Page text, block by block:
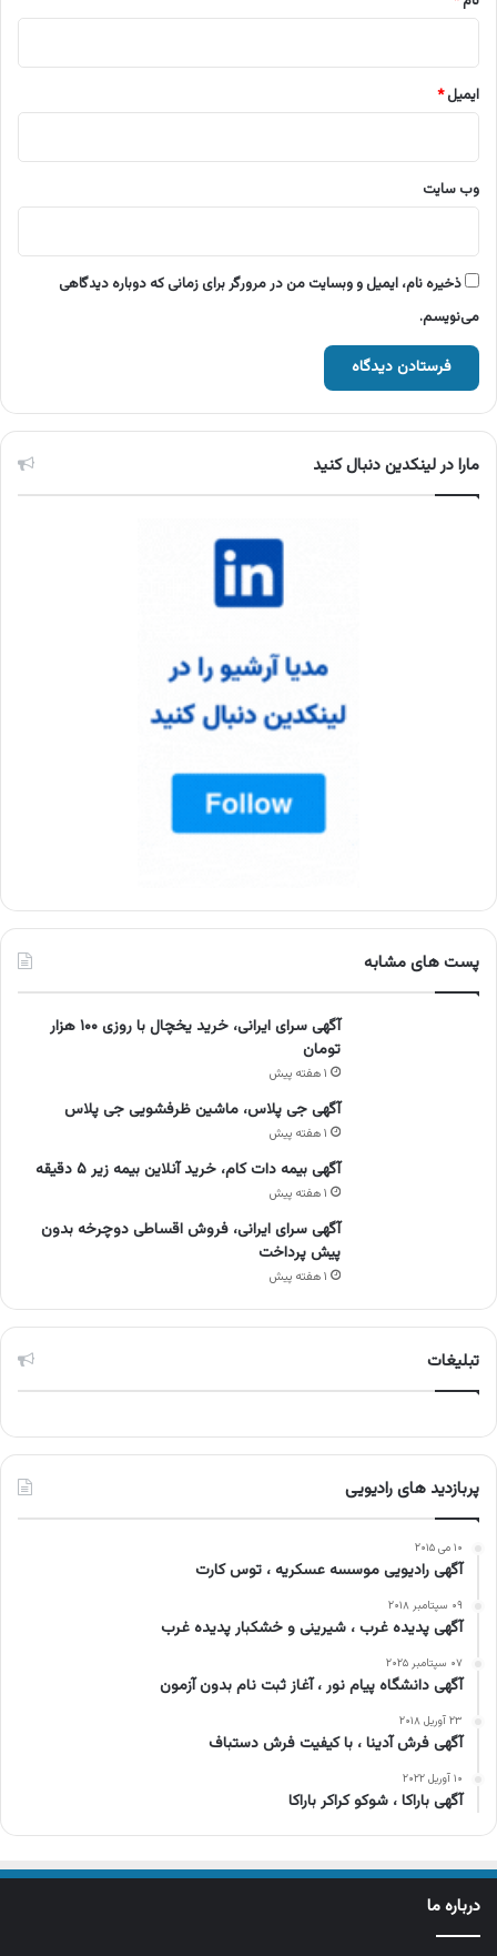
ایمیل*
وب‌ سایت
ذخیره نام، ایمیل و وبسایت من در مرورگر برای زمانی که دوباره دیدگاهی
می‌نویسم.
مارا در لینکدین دنبال کنید
پست های مشابه
آگهی سرای ایرانی، خرید یخچال با روزی ۱۰۰ هزار
تومان
۱ هفته پیش
آگهی جی پلاس، ماشین ظرفشویی جی پلاس
۱ هفته پیش
آگهی بیمه دات کام، خرید آنلاین بیمه زیر ۵ دقیقه
۱ هفته پیش
آگهی سرای ایرانی، فروش اقساطی دوچرخه بدون
پیش پرداخت
۱ هفته پیش
تبلیغات
پربازدید های رادیویی
۱۰ می ۲۰۱۵
آگهی رادیویی موسسه عسکریه ، توس کارت
۰۹ سپتامبر ۲۰۱۸
آگهی پدیده غرب ، شیرینی و خشکبار پدیده غرب
۰۷ سپتامبر ۲۰۲۵
آگهی دانشگاه پیام نور ، آغاز ثبت نام بدون آزمون
۲۳ آوریل ۲۰۱۸
آگهی فرش آدینا ، با کیفیت فرش دستباف
۱۰ آوریل ۲۰۲۲
آگهی باراکا ، شوکو کراکر باراکا
درباره ما